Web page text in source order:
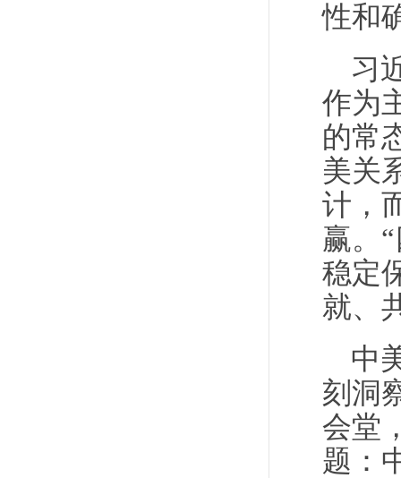
性和
习
作为
的常
美关
计，
赢。
稳定
就、
中
刻洞
会堂
题：